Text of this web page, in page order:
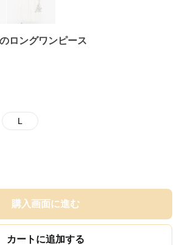
ロングワンピース
L
購入画面に進む
カートに追加する